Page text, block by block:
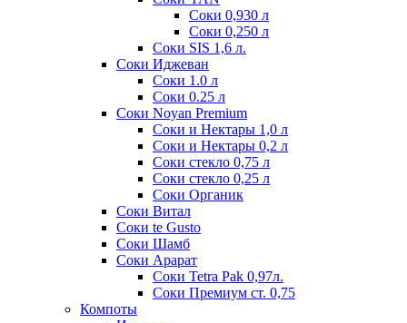
Соки 0,930 л
Соки 0,250 л
Соки SIS 1,6 л.
Соки Иджеван
Соки 1.0 л
Соки 0.25 л
Соки Noyan Premium
Соки и Нектары 1,0 л
Соки и Нектары 0,2 л
Соки стекло 0,75 л
Соки стекло 0,25 л
Соки Органик
Соки Витал
Соки te Gusto
Соки Шамб
Соки Арарат
Соки Tetra Pak 0,97л.
Соки Премиум ст. 0,75
Компоты